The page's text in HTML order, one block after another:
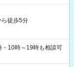
ら徒歩5分
10時～19時も相談可